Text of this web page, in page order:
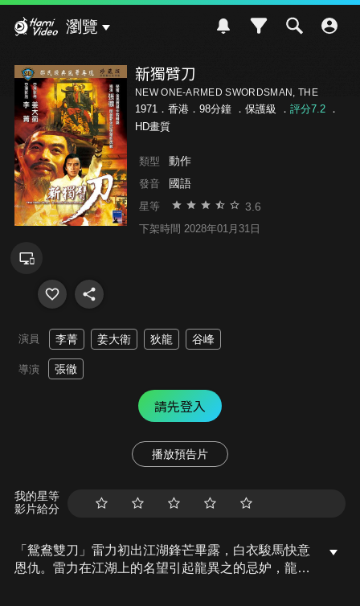
瀏覽
新獨臂刀
NEW ONE-ARMED SWORDSMAN, THE
1971．香港．98分鐘 ． 保護級 ． 評分7.2．
HD畫質
類型 動作
發音 國語
星等 3.6
下架時間 2028年01月31日
演員 李菁 姜大衛 狄龍 谷峰
導演 張徹
請先登入
播放預告片
我的星等
影片給分
「鴛鴦雙刀」雷力初出江湖鋒芒畢露，白衣駿馬快意
恩仇。雷力在江湖上的名望引起龍異之的忌妒，龍異